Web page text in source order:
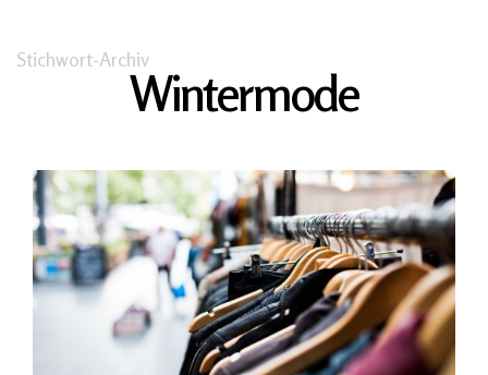
Stichwort-Archiv
Wintermode